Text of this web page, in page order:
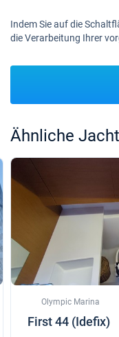
Indem Sie auf die
die Verarbeitung Ihrer
Ähnliche
Olympic Marina
First 44 (Idefix)